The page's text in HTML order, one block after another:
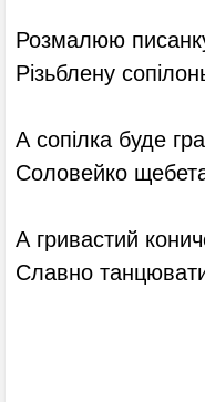
Розмалюю
Різьблену
А сопілка буде
Соловейко
А гривастий
Славно